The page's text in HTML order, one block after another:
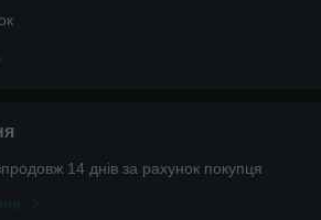
14 днів за рахунок покупця